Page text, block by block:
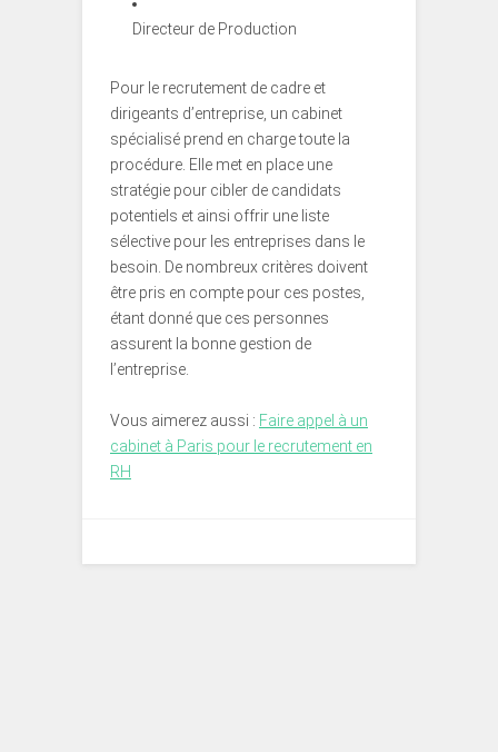
Directeur de Production
Pour le recrutement de cadre et
dirigeants d’entreprise, un cabinet
spécialisé prend en charge toute la
procédure. Elle met en place une
stratégie pour cibler de candidats
potentiels et ainsi offrir une liste
sélective pour les entreprises dans le
besoin. De nombreux critères doivent
être pris en compte pour ces postes,
étant donné que ces personnes
assurent la bonne gestion de
l’entreprise.
Vous aimerez aussi : Faire appel à un
cabinet à Paris pour le recrutement en
RH